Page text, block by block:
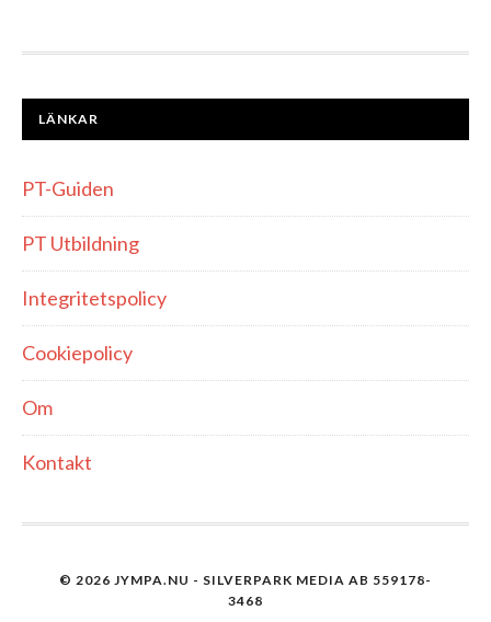
FOOTER
LÄNKAR
PT-Guiden
PT Utbildning
Integritetspolicy
Cookiepolicy
Om
Kontakt
© 2026 JYMPA.NU - SILVERPARK MEDIA AB 559178-
3468